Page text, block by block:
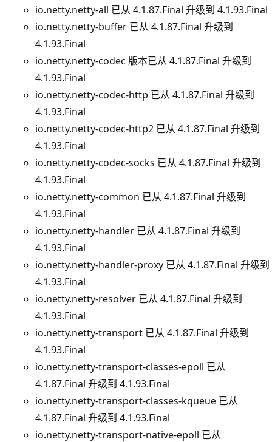
io.netty.netty-all 已从 4.1.87.Final 升级到 4.1.93.Final
io.netty.netty-buffer 已从 4.1.87.Final 升级到
4.1.93.Final
io.netty.netty-codec 版本已从 4.1.87.Final 升级到
4.1.93.Final
io.netty.netty-codec-http 已从 4.1.87.Final 升级到
4.1.93.Final
io.netty.netty-codec-http2 已从 4.1.87.Final 升级到
4.1.93.Final
io.netty.netty-codec-socks 已从 4.1.87.Final 升级到
4.1.93.Final
io.netty.netty-common 已从 4.1.87.Final 升级到
4.1.93.Final
io.netty.netty-handler 已从 4.1.87.Final 升级到
4.1.93.Final
io.netty.netty-handler-proxy 已从 4.1.87.Final 升级到
4.1.93.Final
io.netty.netty-resolver 已从 4.1.87.Final 升级到
4.1.93.Final
io.netty.netty-transport 已从 4.1.87.Final 升级到
4.1.93.Final
io.netty.netty-transport-classes-epoll 已从
4.1.87.Final 升级到 4.1.93.Final
io.netty.netty-transport-classes-kqueue 已从
4.1.87.Final 升级到 4.1.93.Final
io.netty.netty-transport-native-epoll 已从